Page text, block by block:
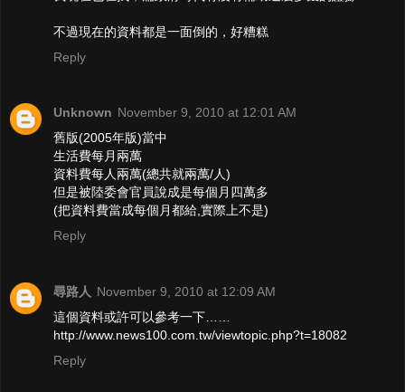
不過現在的資料都是一面倒的，好糟糕
Reply
Unknown November 9, 2010 at 12:01 AM
舊版(2005年版)當中
生活費每月兩萬
資料費每人兩萬(總共就兩萬/人)
但是被陸委會官員說成是每個月四萬多
(把資料費當成每個月都給,實際上不是)
Reply
尋路人 November 9, 2010 at 12:09 AM
這個資料或許可以參考一下……
http://www.news100.com.tw/viewtopic.php?t=18082
Reply